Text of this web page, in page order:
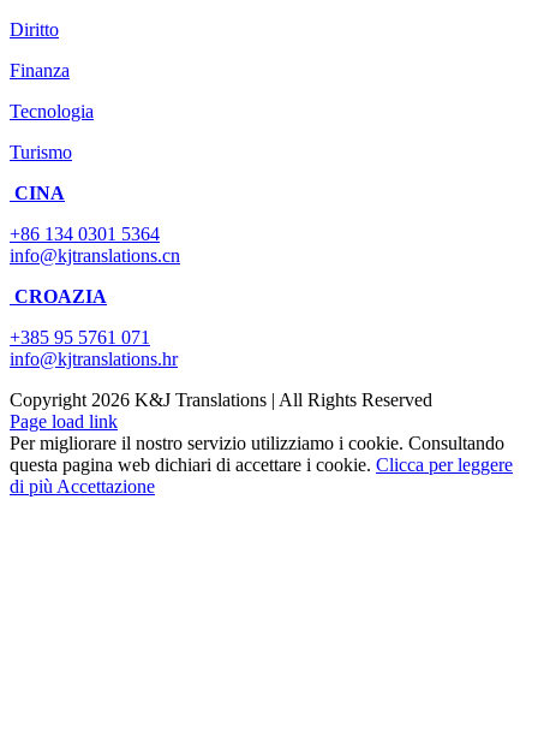
Diritto
Finanza
Tecnologia
Turismo
CINA
+86 134 0301 5364
info@kjtranslations.cn
CROAZIA
+385 95 5761 071
info@kjtranslations.hr
Copyright 2026 K&J Translations | All Rights Reserved
Page load link
Per migliorare il nostro servizio utilizziamo i cookie. Consultando
questa pagina web dichiari di accettare i cookie. Clicca per leggere
di più Accettazione